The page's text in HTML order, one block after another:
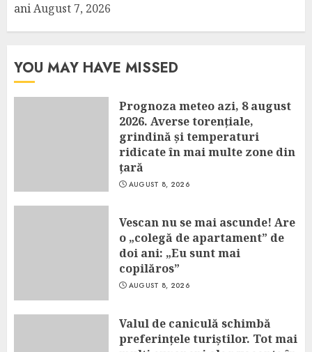
aniAugust 7, 2026
YOU MAY HAVE MISSED
Prognoza meteo azi, 8 august
2026. Averse torențiale,
grindină și temperaturi
ridicate în mai multe zone din
țară
AUGUST 8, 2026
Vescan nu se mai ascunde! Are
o „colegă de apartament” de
doi ani: „Eu sunt mai
copilăros”
AUGUST 8, 2026
Valul de caniculă schimbă
preferințele turiștilor. Tot mai